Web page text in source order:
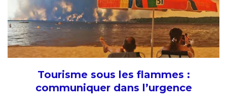
Tourisme sous les flammes :
communiquer dans l’urgence